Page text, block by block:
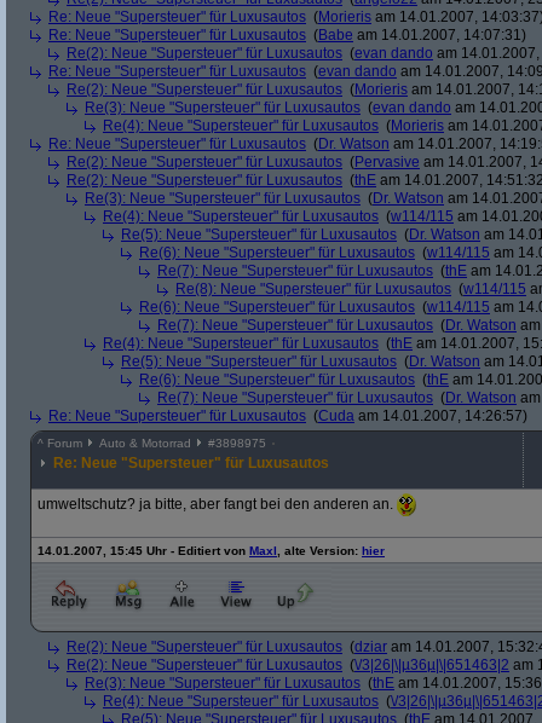
Re: Neue "Supersteuer" für Luxusautos (Morieris am 14.01.2007,
Re: Neue "Supersteuer" für Luxusautos (Babe am 14.01.2007, 14:07:31)
Re(2): Neue "Supersteuer" für Luxusautos (evan dando am
Re: Neue "Supersteuer" für Luxusautos (evan dando am 14.01.2007,
Re(2): Neue "Supersteuer" für Luxusautos (Morieris am 14.01.2007,
Re(3): Neue "Supersteuer" für Luxusautos (evan dando am
Re(4): Neue "Supersteuer" für Luxusautos (Morieris am
Re: Neue "Supersteuer" für Luxusautos (Dr. Watson am 14.01.2007,
Re(2): Neue "Supersteuer" für Luxusautos (Pervasive am 14.01.2007,
Re(2): Neue "Supersteuer" für Luxusautos (thE am 14.01.2007,
Re(3): Neue "Supersteuer" für Luxusautos (Dr. Watson am
Re(4): Neue "Supersteuer" für Luxusautos (w114/115 am
Re(5): Neue "Supersteuer" für Luxusautos (Dr. Watson am
Re(6): Neue "Supersteuer" für Luxusautos (w114/115 am
Re(7): Neue "Supersteuer" für Luxusautos (thE am
Re(8): Neue "Supersteuer" für Luxusautos (w114/115
Re(6): Neue "Supersteuer" für Luxusautos (w114/115 am
Re(7): Neue "Supersteuer" für Luxusautos (Dr. Watson
Re(4): Neue "Supersteuer" für Luxusautos (thE am 14.01.2007,
Re(5): Neue "Supersteuer" für Luxusautos (Dr. Watson am
Re(6): Neue "Supersteuer" für Luxusautos (thE am
Re(7): Neue "Supersteuer" für Luxusautos (Dr. Watson
Re: Neue "Supersteuer" für Luxusautos (Cuda am 14.01.2007, 14:26:57)
^ Forum Auto & Motorrad #3898975
Re: Neue "Supersteuer" für Luxusautos
umweltschutz? ja bitte, aber fangt bei den anderen an.
14.01.2007, 15:45 Uhr - Editiert von Maxl , alte Version: hier
Re(2): Neue "Supersteuer" für Luxusautos (dziar am 14.01.2007,
Re(2): Neue "Supersteuer" für Luxusautos (\/3|26|\|µ36µ|\|651463|2 am
Re(3): Neue "Supersteuer" für Luxusautos (thE am 14.01.2007,
Re(4): Neue "Supersteuer" für Luxusautos (\/
Re(5): Neue "Supersteuer" für Luxusautos (thE am 14.01.2007,